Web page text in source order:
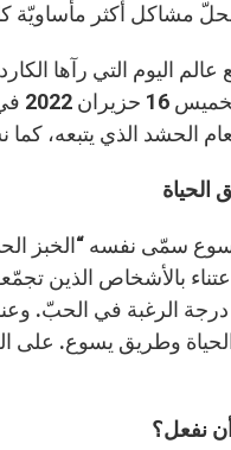
مشاكل أكثر مأساويّة
اليوم التي رآها
الذي يتبعه، كما
سمّى نفسه “الخبز
بالأشخاص الذين
درجة الرغبة في الحبّ.
الحياة وطريق يسوع. على
نفعل؟